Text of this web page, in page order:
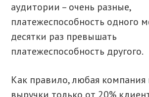
аудитории – очень разные,
платежеспособность одного
десятки раз превышать
платежеспособность другого.
Как правило, любая компания